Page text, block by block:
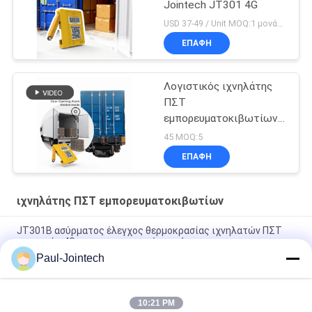
Jointech JT301 4G
USD 37-49 / Unit MOQ:1 μονάδα
ΕΠΑΦΉ
Λογιστικός ιχνηλάτης
ΠΣΤ
εμπορευματοκιβωτίων
συνήθειας
45 MOQ:5
ΕΠΑΦΉ
ιχνηλάτης ΠΣΤ εμπορευματοκιβωτίων
JT301B ασύρματος έλεγχος θερμοκρασίας ιχνηλατών ΠΣΤ
μαγνητών 4G για τα κατεψυγμένα οχήματα
Ελεγκτικός ιχνηλάτης ΠΣΤ εμπορευματοκιβωτίων πορτών
μέσα στο εμπορευματοκιβώτιο 3 μήνες μπαταριών
Αντικλεπτικός ιχνηλάτης IP67 ΠΣΤ εμπορευματοκιβωτίων
Paul-Jointech
10:21 PM